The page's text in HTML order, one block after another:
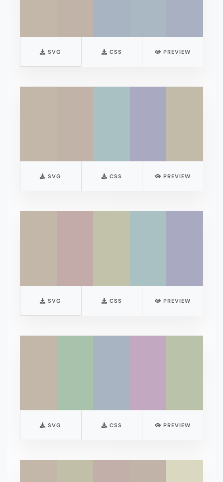
SVG CSS PREVIEW
SVG CSS PREVIEW
SVG CSS PREVIEW
SVG CSS PREVIEW